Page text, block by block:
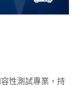
性測試專業，持